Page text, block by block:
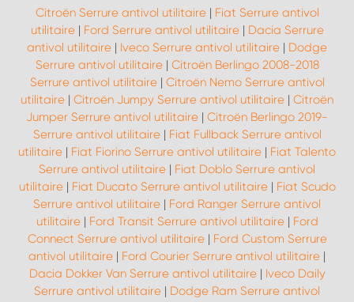
Citroën Serrure antivol utilitaire| Fiat Serrure antivol
utilitaire| Ford Serrure antivol utilitaire| Dacia Serrure
antivol utilitaire | Iveco Serrure antivol utilitaire | Dodge
Serrure antivol utilitaire| Citroën Berlingo 2008-2018
Serrure antivol utilitaire| Citroën Nemo Serrure antivol
utilitaire | Citroën Jumpy Serrure antivol utilitaire | Citroën
Jumper Serrure antivol utilitaire | Citroën Berlingo 2019-
Serrure antivol utilitaire| Fiat Fullback Serrure antivol
utilitaire | Fiat Fiorino Serrure antivol utilitaire | Fiat Talento
Serrure antivol utilitaire | Fiat Doblo Serrure antivol
utilitaire| Fiat Ducato Serrure antivol utilitaire| Fiat Scudo
Serrure antivol utilitaire | Ford Ranger Serrure antivol
utilitaire| Ford Transit Serrure antivol utilitaire| Ford
Connect Serrure antivol utilitaire| Ford Custom Serrure
antivol utilitaire | Ford Courier Serrure antivol utilitaire |
Dacia Dokker Van Serrure antivol utilitaire| Iveco Daily
Serrure antivol utilitaire | Dodge Ram Serrure antivol